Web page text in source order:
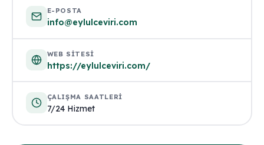
E-POSTA
info@eylulceviri.com
WEB SITESI
https://eylulceviri.com/
ÇALIŞMA SAATLERI
7/24 Hizmet